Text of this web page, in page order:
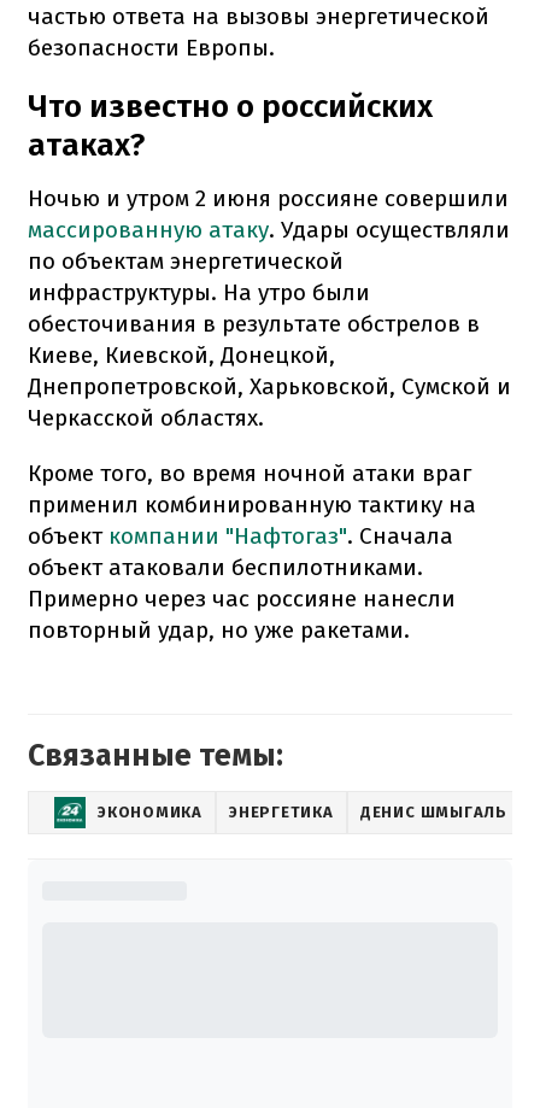
частью ответа на вызовы энергетической
безопасности Европы.
Что известно о российских
атаках?
Ночью и утром 2 июня россияне совершили
массированную атаку. Удары осуществляли
по объектам энергетической
инфраструктуры. На утро были
обесточивания в результате обстрелов в
Киеве, Киевской, Донецкой,
Днепропетровской, Харьковской, Сумской и
Черкасской областях.
Кроме того, во время ночной атаки враг
применил комбинированную тактику на
объект компании "Нафтогаз". Сначала
объект атаковали беспилотниками.
Примерно через час россияне нанесли
повторный удар, но уже ракетами.
Связанные темы:
ЭКОНОМИКА ЭНЕРГЕТИКА ДЕНИС ШМЫГАЛЬ